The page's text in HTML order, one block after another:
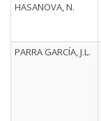
HASANOVA, N.
PARRA GARCÍA, J.L.